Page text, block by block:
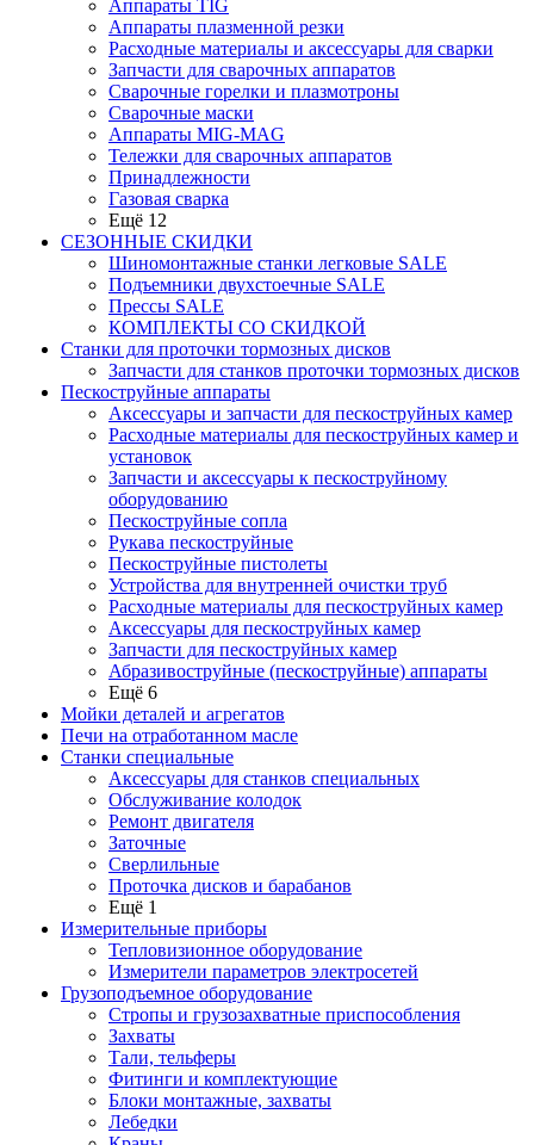
Аппараты TIG
Аппараты плазменной резки
Расходные материалы и аксессуары для сварки
Запчасти для сварочных аппаратов
Сварочные горелки и плазмотроны
Сварочные маски
Аппараты MIG-MAG
Тележки для сварочных аппаратов
Принадлежности
Газовая сварка
Ещё 12
СЕЗОННЫЕ СКИДКИ
Шиномонтажные станки легковые SALE
Подъемники двухстоечные SALE
Прессы SALE
КОМПЛЕКТЫ СО СКИДКОЙ
Станки для проточки тормозных дисков
Запчасти для станков проточки тормозных дисков
Пескоструйные аппараты
Аксессуары и запчасти для пескоструйных камер
Расходные материалы для пескоструйных камер и
установок
Запчасти и аксессуары к пескоструйному
оборудованию
Пескоструйные сопла
Рукава пескоструйные
Пескоструйные пистолеты
Устройства для внутренней очистки труб
Расходные материалы для пескоструйных камер
Аксессуары для пескоструйных камер
Запчасти для пескоструйных камер
Абразивоструйные (пескоструйные) аппараты
Ещё 6
Мойки деталей и агрегатов
Печи на отработанном масле
Станки специальные
Аксессуары для станков специальных
Обслуживание колодок
Ремонт двигателя
Заточные
Сверлильные
Проточка дисков и барабанов
Ещё 1
Измерительные приборы
Тепловизионное оборудование
Измерители параметров электросетей
Грузоподъемное оборудование
Стропы и грузозахватные приспособления
Захваты
Тали, тельферы
Фитинги и комплектующие
Блоки монтажные, захваты
Лебедки